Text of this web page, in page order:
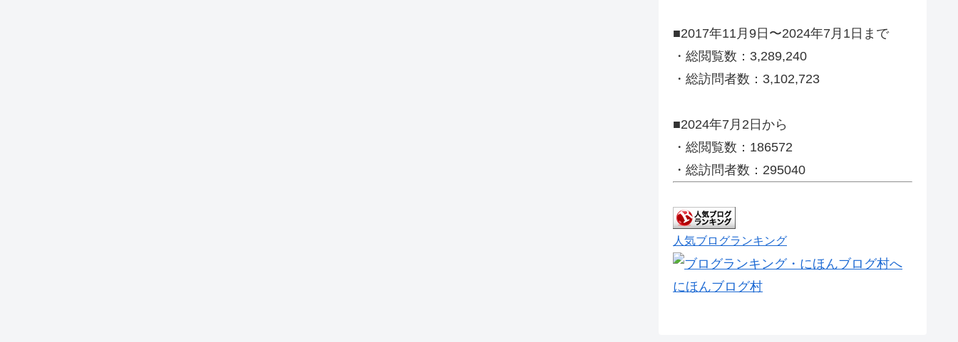
■2017年11月9日〜2024年7月1日まで
・総閲覧数：3,289,240
・総訪問者数：3,102,723
■2024年7月2日から
・総閲覧数：186572
・総訪問者数：295040
人気ブログランキング
にほんブログ村